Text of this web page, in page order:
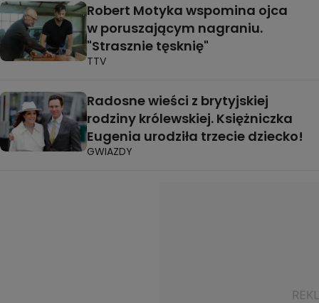
Robert Motyka wspomina ojca
w poruszającym nagraniu.
"Strasznie tęsknię"
TTV
Radosne wieści z brytyjskiej
rodziny królewskiej. Księżniczka
Eugenia urodziła trzecie dziecko!
GWIAZDY